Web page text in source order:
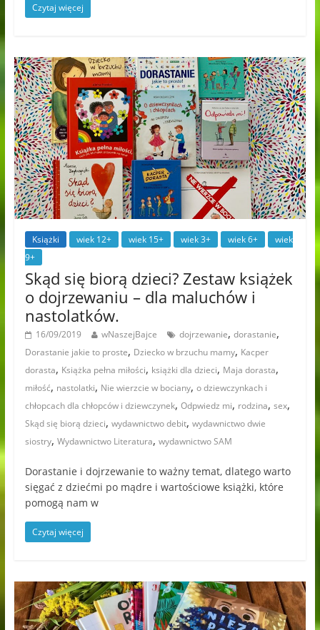
Czytaj więcej
Książki wiek 12+ wiek 15+ wiek 3+ wiek 6+
wiek
9+
Skąd się biorą dzieci? Zestaw książek
o dojrzewaniu – dla maluchów i
nastolatków.
16/09/2019 wNaszejBajce dojrzewanie, dorastanie,
Dorastanie jakie to proste, Dziecko w brzuchu mamy, Kacper
dorasta, Książka pełna miłości, książki dla dzieci, Maja dorasta,
miłość, nastolatki, Nie wierzcie w bociany, o dziewczynkach i
chłopcach dla chłopców i dziewczynek, Odpwiedz mi, rodzina, sex,
Skąd się biorą dzieci, wydawnictwo debit, wydawnictwo dwie
siostry, Wydawnictwo Literatura, wydawnictwo SAM
Dorastanie i dojrzewanie to ważny temat, dlatego warto
sięgać z dziećmi po mądre i wartościowe książki, które
pomogą nam w
Czytaj więcej